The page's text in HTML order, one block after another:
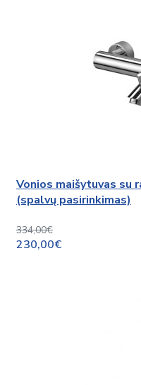
Vonios maišytuvas su
(spalvų pasirinkimas)
334,00€
230,00€